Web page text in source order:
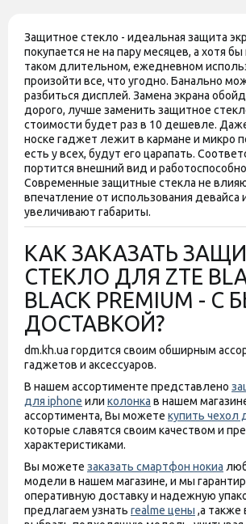
Защитное стекло - идеальная защита
покупается не на пару месяцев, а хотя
таком длительном, ежедневном
произойти все, что угодно. Банально
разбиться дисплей. Замена экрана
дорого, лучше заменить защитное
стоимости будет раз в 10 дешевле.
носке гаджет лежит в кармане и микро
есть у всех, будут его царапать.
портится внешний вид и
Современные защитные стекла не
впечатление от использования девайса
увеличивают габариты.
КАК ЗАКАЗАТЬ
СТЕКЛО ДЛЯ ZTE
BLACK PREMIUM - С
ДОСТАВКОЙ?
dm.kh.ua гордится своим обширным
гаджетов и аксессуаров.
В нашем ассортименте представлено
для iphone или колонка в нашем
ассортимента, Вы можете купить чехол
которые славятся своим качеством и
характеристиками.
Вы можете заказать смартфон нокиа
модели в нашем магазине, и мы
оперативную доставку и надежную
предлагаем узнать realme цены ,а также